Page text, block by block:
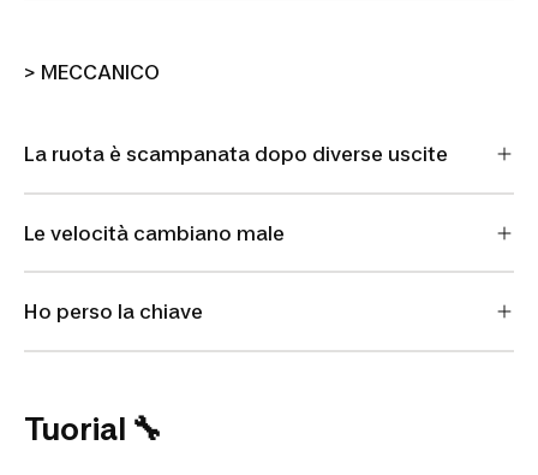
> MECCANICO
La ruota è scampanata dopo diverse uscite
Le velocità cambiano male
Ho perso la chiave
Tuorial 🔧